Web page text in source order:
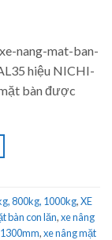
nang-mat-ban-
hiệu NICHI-
bàn được
800kg, 1000kg,XE
bàn con lăn,xe nâng
,xe nâng mặt